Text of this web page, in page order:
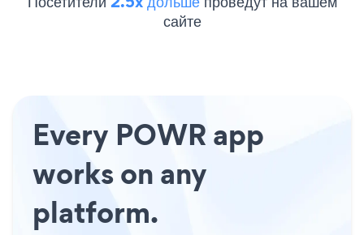
сайте
Every POWR app
works on any
platform.